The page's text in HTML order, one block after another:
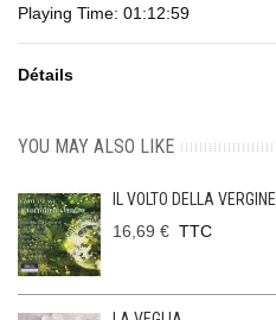
Playing Time: 01:12:59
Détails
YOU MAY ALSO LIKE
IL VOLTO DELLA VERGINE
16,69 € TTC